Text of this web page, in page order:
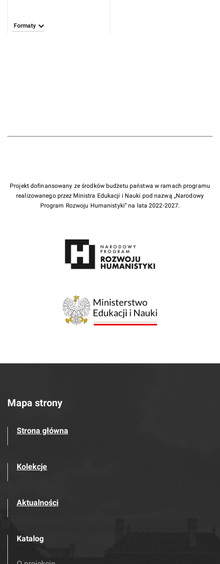
Formaty
Projekt dofinansowany ze środków budżetu państwa w ramach programu
realizowanego przez Ministra Edukacji i Nauki pod nazwą „Narodowy
Program Rozwoju Humanistyki” na lata 2022-2027.
Mapa strony
Strona główna
Kolekcje
Aktualności
Katalog